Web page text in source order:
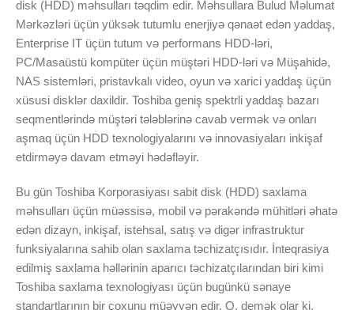
disk (HDD) məhsulları təqdim edir. Məhsullara Bulud Məlumat
Mərkəzləri üçün yüksək tutumlu enerjiyə qənaət edən yaddaş,
Enterprise IT üçün tutum və performans HDD-ləri,
PC/Masaüstü kompüter üçün müştəri HDD-ləri və Müşahidə,
NAS sistemləri, pristavkalı video, oyun və xarici yaddaş üçün
xüsusi disklər daxildir. Toshiba geniş spektrli yaddaş bazarı
seqmentlərində müştəri tələblərinə cavab vermək və onları
aşmaq üçün HDD texnologiyalarını və innovasiyaları inkişaf
etdirməyə davam etməyi hədəfləyir.
Bu gün Toshiba Korporasiyası sabit disk (HDD) saxlama
məhsulları üçün müəssisə, mobil və pərakəndə mühitləri əhatə
edən dizayn, inkişaf, istehsal, satış və digər infrastruktur
funksiyalarına sahib olan saxlama təchizatçısıdır. İnteqrasiya
edilmiş saxlama həllərinin aparıcı təchizatçılarından biri kimi
Toshiba saxlama texnologiyası üçün bugünkü sənaye
standartlarının bir çoxunu müəyyən edir. O, demək olar ki,